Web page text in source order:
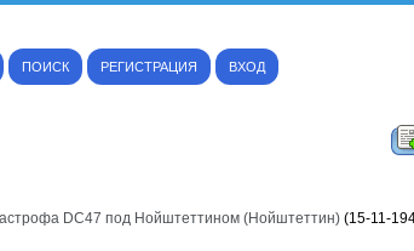
ПОИСК РЕГИСТРАЦИЯ ВХОД
DC47 под Нойштеттином (Нойштеттин) (15-11-